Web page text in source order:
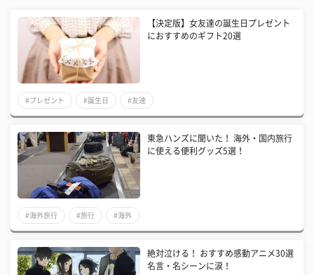
【決定版】女友達の誕生日プレゼント
におすすめのギフト20選
#プレゼント #誕生日 #友達
東急ハンズに聞いた！ 海外・国内旅行
に使える便利グッズ5選！
#海外旅行 #旅行 #海外
絶対泣ける！ おすすめ感動アニメ30選
名言・名シーンに涙！